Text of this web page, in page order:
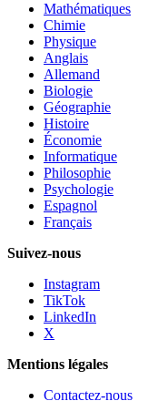
Mathématiques
Chimie
Physique
Anglais
Allemand
Biologie
Géographie
Histoire
Économie
Informatique
Philosophie
Psychologie
Espagnol
Français
Suivez-nous
Instagram
TikTok
LinkedIn
X
Mentions légales
Contactez-nous